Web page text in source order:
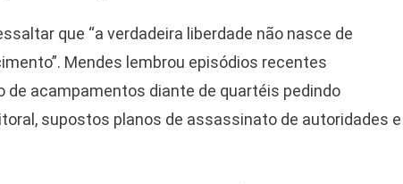
que “a verdadeira liberdade não nasce de
Mendes lembrou episódios recentes
acampamentos diante de quartéis pedindo
supostos planos de assassinato de autoridades e